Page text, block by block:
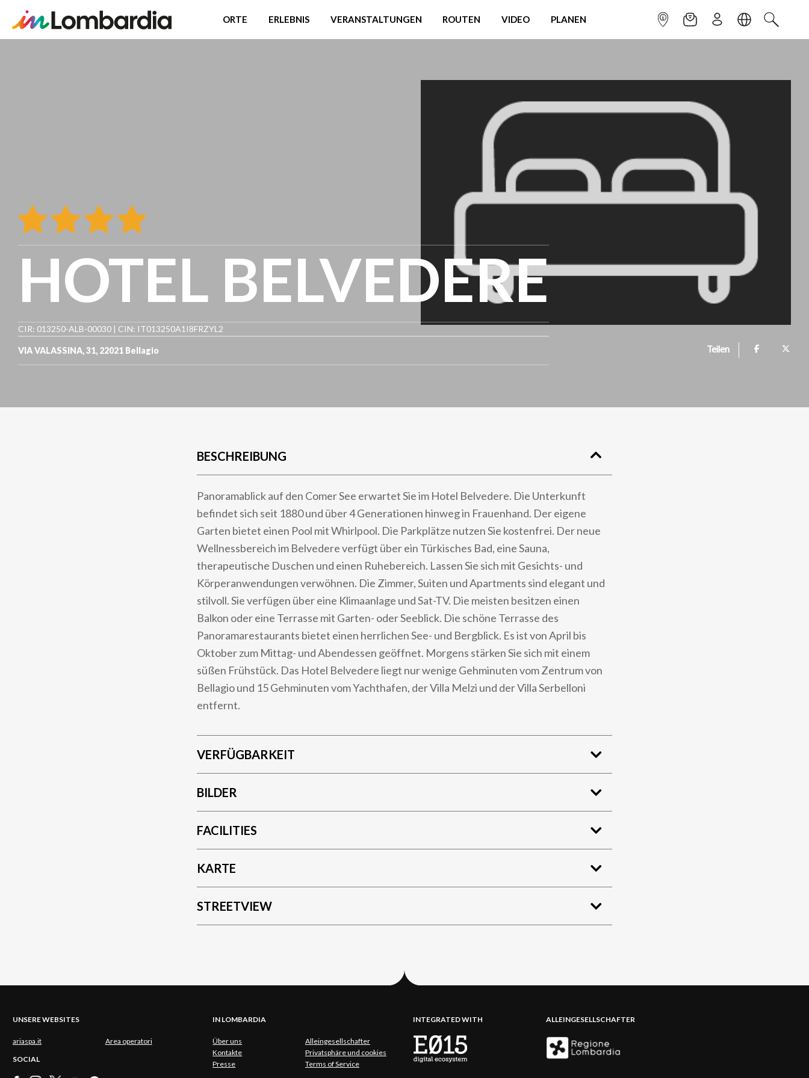
ORTE ERLEBNIS VERANSTALTUNGEN ROUTEN VIDEO PLANEN INFOPUNKTNEWSLETTER
ANMELDENSPRACHESUCHEN
HOTEL BELVEDERE
CIR: 013250-ALB-00030 | CIN: IT013250A1I8FRZYL2
VIA VALASSINA, 31, 22021 Bellagio Teilen
BESCHREIBUNG
Panoramablick auf den Comer See erwartet Sie im Hotel Belvedere. Die Unterkunft
befindet sich seit 1880 und über 4 Generationen hinweg in Frauenhand. Der eigene
Garten bietet einen Pool mit Whirlpool. Die Parkplätze nutzen Sie kostenfrei. Der neue
Wellnessbereich im Belvedere verfügt über ein Türkisches Bad, eine Sauna,
therapeutische Duschen und einen Ruhebereich. Lassen Sie sich mit Gesichts- und
Körperanwendungen verwöhnen. Die Zimmer, Suiten und Apartments sind elegant und
stilvoll. Sie verfügen über eine Klimaanlage und Sat-TV. Die meisten besitzen einen
Balkon oder eine Terrasse mit Garten- oder Seeblick. Die schöne Terrasse des
Panoramarestaurants bietet einen herrlichen See- und Bergblick. Es ist von April bis
Oktober zum Mittag- und Abendessen geöffnet. Morgens stärken Sie sich mit einem
süßen Frühstück. Das Hotel Belvedere liegt nur wenige Gehminuten vom Zentrum von
Bellagio und 15 Gehminuten vom Yachthafen, der Villa Melzi und der Villa Serbelloni
entfernt.
VERFÜGBARKEIT
BILDER
FACILITIES
KARTE
STREETVIEW
UNSERE WEBSITES
ariaspa.it Area operatori
SOCIAL
IN LOMBARDIA
Über uns
Alleingesellschafter
Kontakte
Privatsphäre und cookies
Presse
Terms of Service
INTEGRATED WITH ALLEINGESELLSCHAFTER